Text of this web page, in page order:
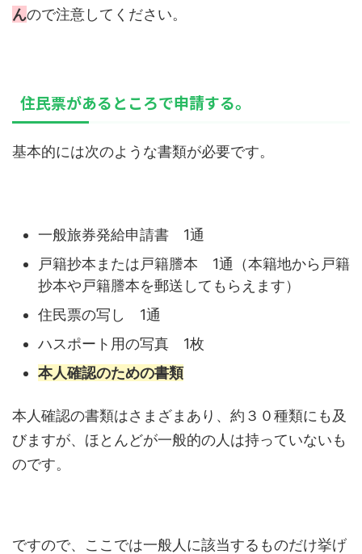
んので注意してください。
住民票があるところで申請する。
基本的には次のような書類が必要です。
一般旅券発給申請書 1通
戸籍抄本または戸籍謄本 1通（本籍地から戸籍
抄本や戸籍謄本を郵送してもらえます）
住民票の写し 1通
ハスポート用の写真 1枚
本人確認のための書類
本人確認の書類はさまざまあり、約３０種類にも及
びますが、ほとんどが一般的の人は持っていないも
のです。
ですので、ここでは一般人に該当するものだけ挙げ